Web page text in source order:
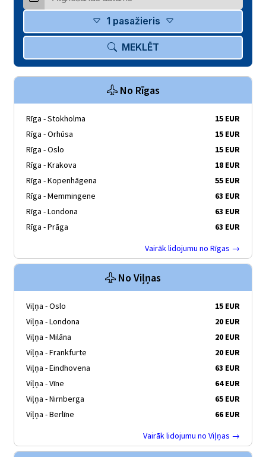
1 pasažieris
MEKLĒT
No Rīgas
Rīga - Stokholma
15 EUR
Rīga - Orhūsa
15 EUR
Rīga - Oslo
15 EUR
Rīga - Krakova
18 EUR
Rīga - Kopenhāgena
55 EUR
Rīga - Memmingene
63 EUR
Rīga - Londona
63 EUR
Rīga - Prāga
63 EUR
Vairāk lidojumu no Rīgas →
No Viļņas
Viļņa - Oslo
15 EUR
Viļņa - Londona
20 EUR
Viļņa - Milāna
20 EUR
Viļņa - Frankfurte
20 EUR
Viļņa - Eindhovena
63 EUR
Viļņa - Vīne
64 EUR
Viļņa - Nirnberga
65 EUR
Viļņa - Berlīne
66 EUR
Vairāk lidojumu no Viļņas →